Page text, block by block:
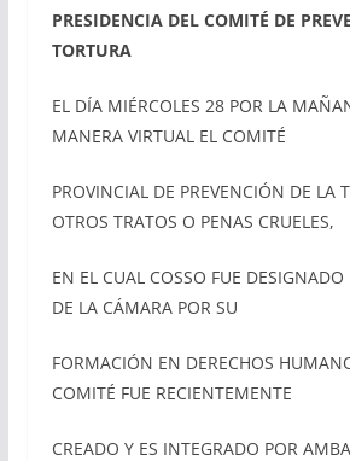
PRESIDENCIA DEL COMITÉ DE
TORTURA
EL DÍA MIÉRCOLES 28 POR LA
MANERA VIRTUAL EL COMITÉ
PROVINCIAL DE PREVENCIÓN DE LA
OTROS TRATOS O PENAS CRUELES,
EN EL CUAL COSSO FUE DESIGNADO
DE LA CÁMARA POR SU
FORMACIÓN EN DERECHOS
COMITÉ FUE RECIENTEMENTE
CREADO Y ES INTEGRADO POR